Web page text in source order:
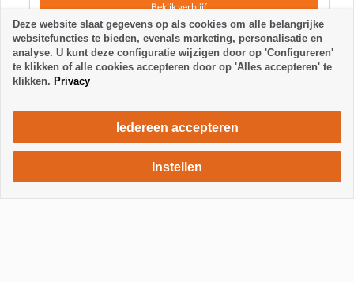
Bekijk verblijf
665 €/ week
Deze website slaat gegevens op als cookies om alle belangrijke
websitefuncties te bieden, evenals marketing, personalisatie en
analyse. U kunt deze configuratie wijzigen door op 'Configureren'
te klikken of alle cookies accepteren door op 'Alles accepteren' te
klikken. Privacy
Iedereen accepteren
Instellen